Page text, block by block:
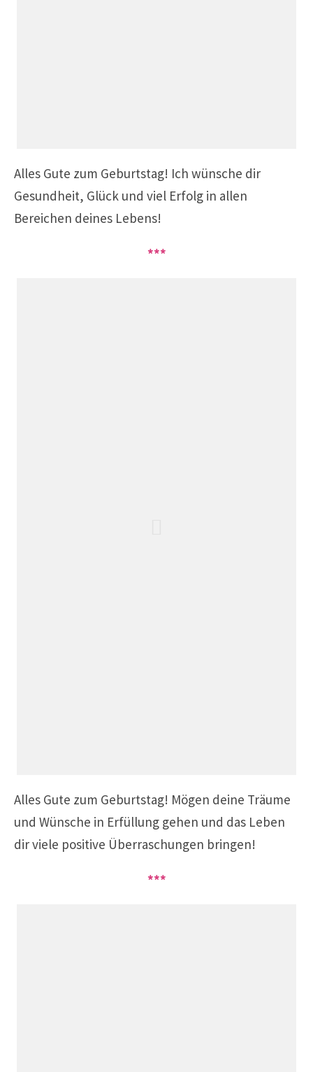
Alles Gute zum Geburtstag! Ich wünsche dir
Gesundheit, Glück und viel Erfolg in allen
Bereichen deines Lebens!
***
Alles Gute zum Geburtstag! Mögen deine Träume
und Wünsche in Erfüllung gehen und das Leben
dir viele positive Überraschungen bringen!
***